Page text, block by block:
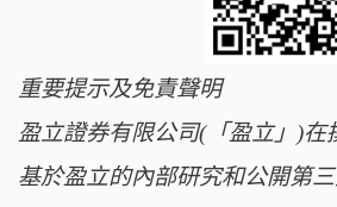
重要提示及免責聲明
盈立證券有限公司(「盈立」)在
基於盈立的內部研究和公開第